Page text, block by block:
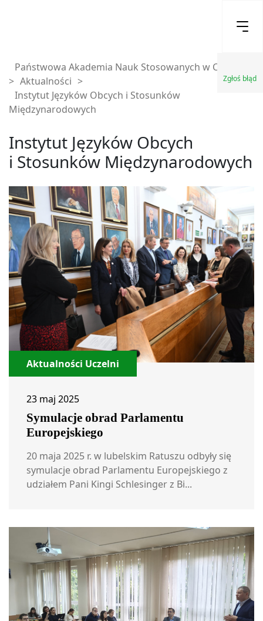
Zgłoś błąd
Państwowa Akademia Nauk Stosowanych w Chełmie
> Aktualności >
Instytut Języków Obcych i Stosunków
Międzynarodowych
Instytut Języków Obcych
i Stosunków Międzynarodowych
Aktualności Uczelni
23 maj 2025
Symulacje obrad Parlamentu
Europejskiego
20 maja 2025 r. w lubelskim Ratuszu odbyły się
symulacje obrad Parlamentu Europejskiego z
udziałem Pani Kingi Schlesinger z Bi...